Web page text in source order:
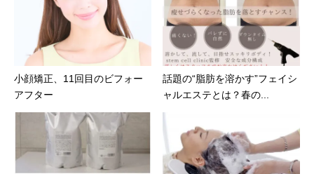
小顔矯正、11回目のビフォー
アフター
話題の“脂肪を溶かす”フェイシ
ャルエステとは？春の...